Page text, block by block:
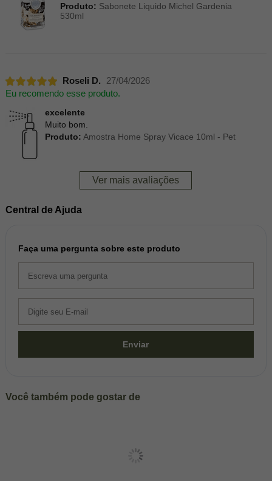
Produto: Sabonete Liquido Michel Gardenia
530ml
Roseli D.
27/04/2026
Eu recomendo esse produto.
excelente
Muito bom.
Produto: Amostra Home Spray Vicace 10ml - Pet
Ver mais avaliações
Central de Ajuda
Faça uma pergunta sobre este produto
Enviar
Você também pode gostar de